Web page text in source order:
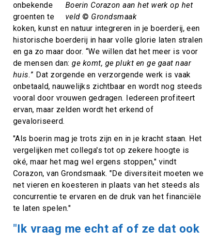
Boerin Corazon aan het werk op het
veld © Grondsmaak
onbekende
groenten te
koken, kunst en natuur integreren in je boerderij, een
historische boerderij in haar volle glorie laten stralen
en ga zo maar door. “We willen dat het meer is voor
de mensen dan: ge komt, ge plukt en ge gaat naar
huis.” Dat zorgende en verzorgende werk is vaak
onbetaald, nauwelijks zichtbaar en wordt nog steeds
vooral door vrouwen gedragen. Iedereen profiteert
ervan, maar zelden wordt het erkend of
gevaloriseerd.
"Als boerin mag je trots zijn en in je kracht staan. Het
vergelijken met collega's tot op zekere hoogte is
oké, maar het mag wel ergens stoppen," vindt
Corazon, van Grondsmaak. "De diversiteit moeten we
net vieren en koesteren in plaats van het steeds als
concurrentie te ervaren en de druk van het financiële
te laten spelen."
"Ik vraag me echt af of ze dat ook